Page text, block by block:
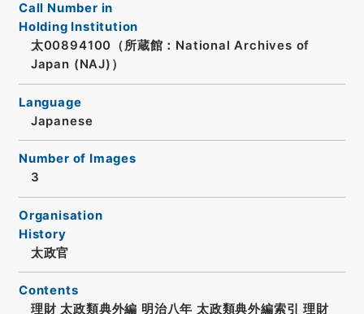
Call Number in
Holding Institution
太00894100（所蔵館：National Archives of
Japan (NAJ)）
Language
Japanese
Number of Images
3
Organisation
History
太政官
Contents
理財 太政類典外編 明治八年 太政類典外編索引 理財